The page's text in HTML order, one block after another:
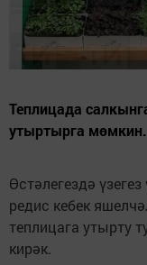
Теплицада
утыртырга мөмкин.
Өстәлегездә
редис кебек
теплицага утырту
кирәк.